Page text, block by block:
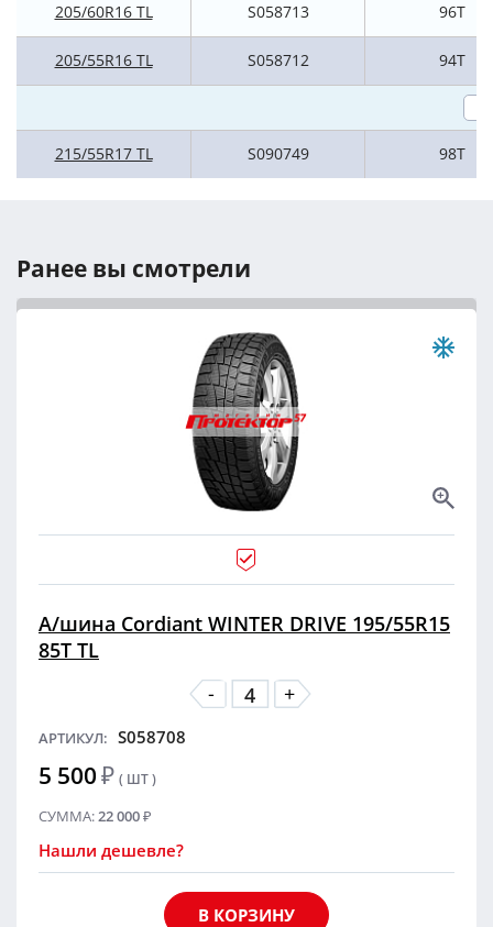
205/60R16 TL S058713 96T
205/55R16 TL S058712 94T
215/55R17 TL S090749 98T
Ранее вы смотрели
А/шина Cordiant WINTER DRIVE 195/55R15
85T TL
-
+
АРТИКУЛ: S058708
5 500₽ ( ШТ )
СУММА:22 000₽
Нашли дешевле?
В КОРЗИНУ